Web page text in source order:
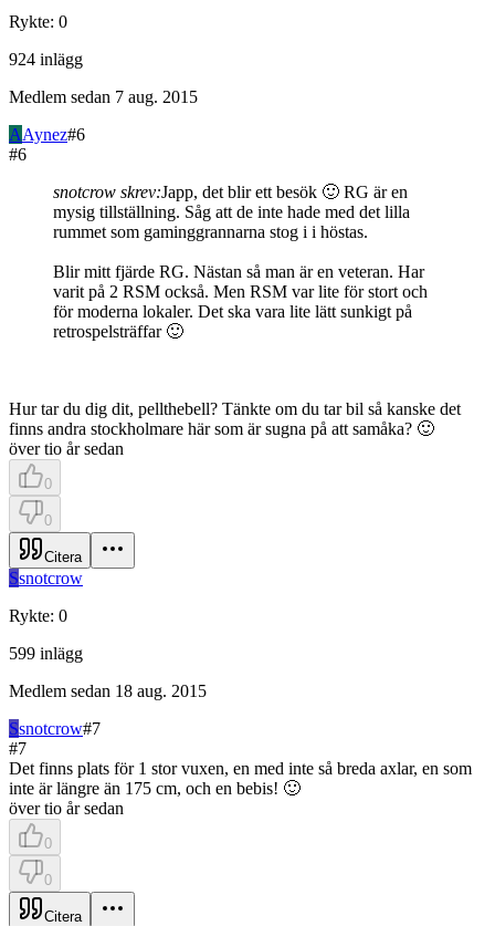
Rykte: 0
924 inlägg
Medlem sedan 7 aug. 2015
AAynez#6
#6
snotcrow skrev:Japp, det blir ett besök 🙂 RG är en
mysig tillställning. Såg att de inte hade med det lilla
rummet som gaminggrannarna stog i i höstas.
Blir mitt fjärde RG. Nästan så man är en veteran. Har
varit på 2 RSM också. Men RSM var lite för stort och
för moderna lokaler. Det ska vara lite lätt sunkigt på
retrospelsträffar 🙂
Hur tar du dig dit, pellthebell? Tänkte om du tar bil så kanske det
finns andra stockholmare här som är sugna på att samåka? 🙂
över tio år sedan
0
0
Citera
Ssnotcrow
Rykte: 0
599 inlägg
Medlem sedan 18 aug. 2015
Ssnotcrow#7
#7
Det finns plats för 1 stor vuxen, en med inte så breda axlar, en som
inte är längre än 175 cm, och en bebis! 🙂
över tio år sedan
0
0
Citera